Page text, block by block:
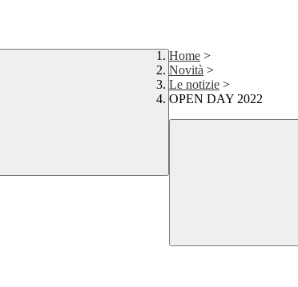
Home >
Novità >
Le notizie >
OPEN DAY 2022